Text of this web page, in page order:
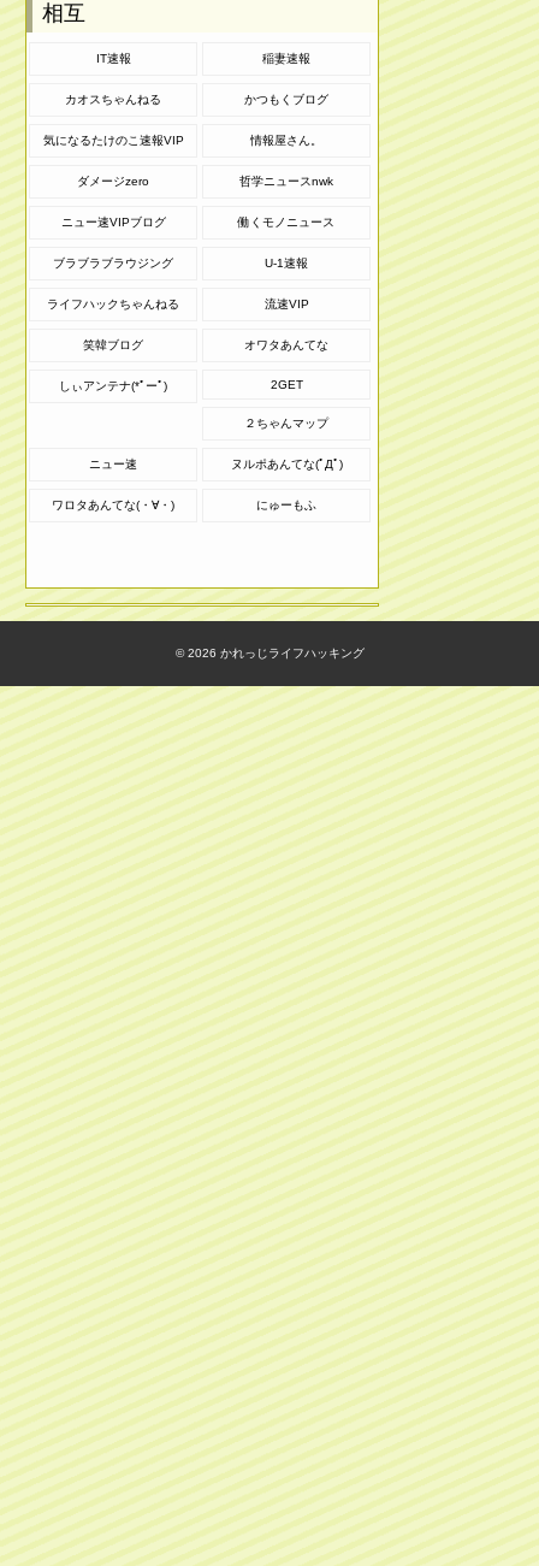
相互
IT速報 稲妻速報
カオスちゃんねる かつもくブログ
気になるたけのこ速報VIP 情報屋さん。
ダメージzero 哲学ニュースnwk
ニュー速VIPブログ 働くモノニュース
ブラブラブラウジング U-1速報
ライフハックちゃんねる 流速VIP
笑韓ブログ オワタあんてな
しぃアンテナ(*ﾟーﾟ) 2GET
２ちゃんマップ
ニュー速 ヌルポあんてな(ﾟДﾟ)
ワロタあんてな(・∀・) にゅーもふ
© 2026 かれっじライフハッキング